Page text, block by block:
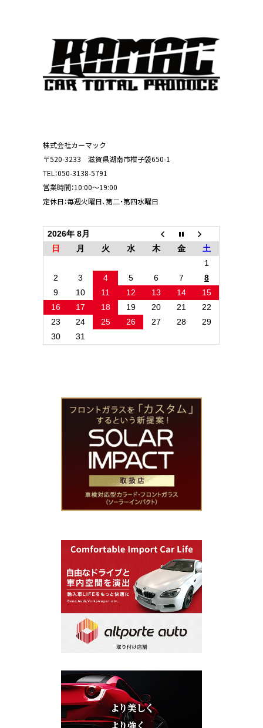
株式会社カーマック
〒520-3233 滋賀県湖南市柑子袋650-1
TEL：050-3138-5791
営業時間：10:00～19:00
定休日：毎週火曜日、第二・第四水曜日
2026年 8月
日
月 火 水 木 金
土
1
2
3 4 5 6 7
8
9
10 11 12 13 14
15
16
17 18 19 20 21
22
23
24 25 26 27 28
29
30
31